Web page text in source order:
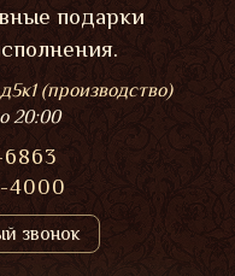
подарки
(производство)
20:00
4000
звонок